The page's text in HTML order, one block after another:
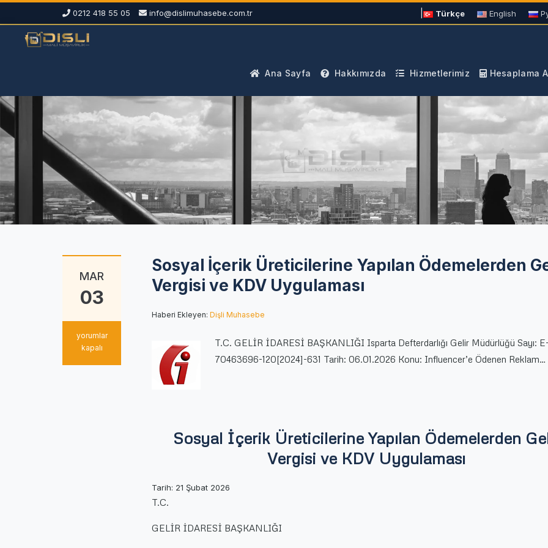
0212 418 55 05 info@dislimuhasebe.com.tr Türkçe English
Ana Sayfa Hakkımızda Hizmetlerimiz Hesaplama
MAR
03
Sosyal
İçerik
yorumlar
kapalı
Sosyal İçerik Üreticilerine Yapılan Ödemelerden
Vergisi ve KDV Uygulaması
Haberi Ekleyen:Dişli Muhasebe
T.C. GELİR İDARESİ BAŞKANLIĞI Isparta Defterdarlığı Gelir Müdürlüğü Sayı:
70463696-120[2024]-631 Tarih: 06.01.2026 Konu: Influencer’e Ödenen Reklam…
Sosyal İçerik Üreticilerine Yapılan Ödemelerden
Vergisi ve KDV Uygulaması
Tarih: 21 Şubat 2026
T.C.
GELİR İDARESİ BAŞKANLIĞI